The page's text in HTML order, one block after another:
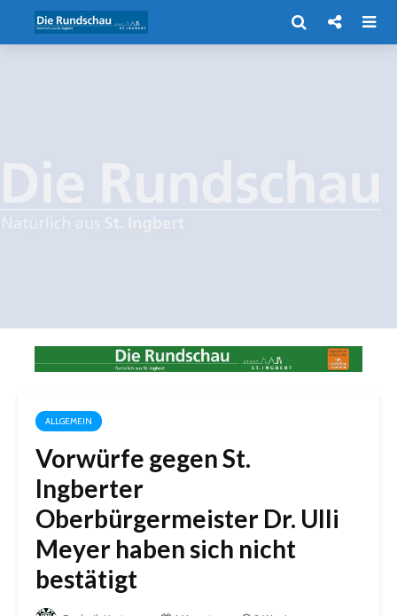
ALLGEMEIN
Vorwürfe gegen St.
Ingberter
Oberbürgermeister Dr. Ulli
Meyer haben sich nicht
bestätigt